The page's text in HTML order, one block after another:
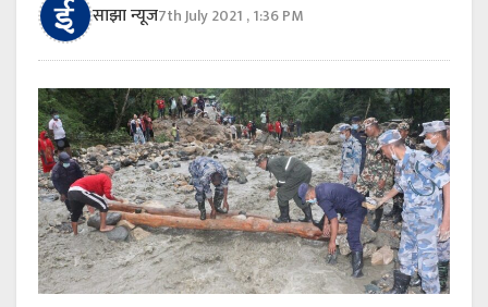
साझा न्यूज7th July 2021 , 1:36 PM